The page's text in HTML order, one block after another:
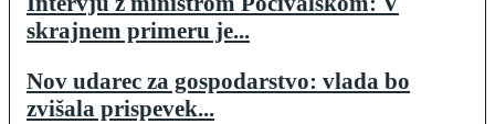
skrajnem primeru je...
Nov udarec za gospodarstvo: vlada bo
zvišala prispevek...